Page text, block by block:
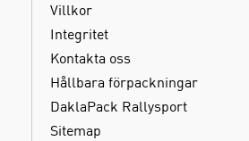
Villkor
Integritet
Kontakta oss
Hållbara förpackningar
DaklaPack Rallysport
Sitemap